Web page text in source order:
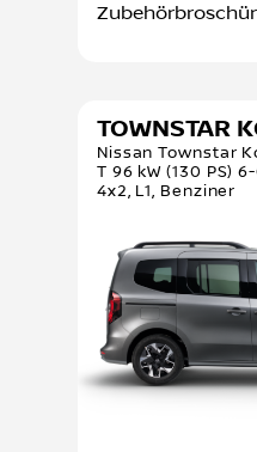
TOWNSTAR
Nissan Townstar
T 96 kW (130 PS)
4x2, L1, Benziner